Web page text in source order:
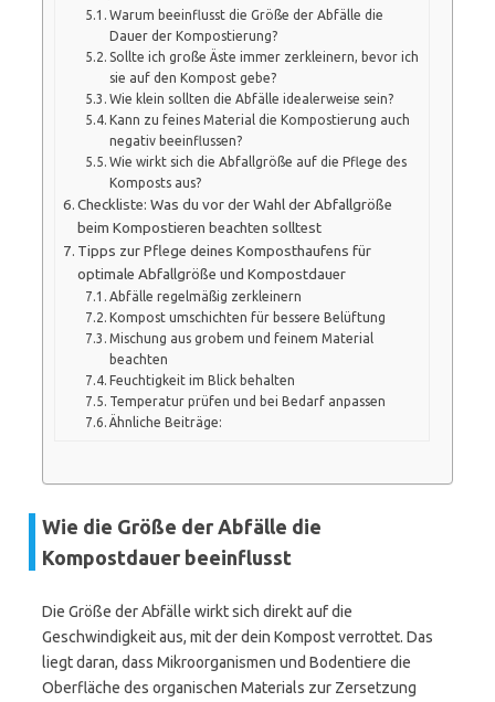
Warum beeinflusst die Größe der Abfälle die
Dauer der Kompostierung?
Sollte ich große Äste immer zerkleinern, bevor ich
sie auf den Kompost gebe?
Wie klein sollten die Abfälle idealerweise sein?
Kann zu feines Material die Kompostierung auch
negativ beeinflussen?
Wie wirkt sich die Abfallgröße auf die Pflege des
Komposts aus?
Checkliste: Was du vor der Wahl der Abfallgröße
beim Kompostieren beachten solltest
Tipps zur Pflege deines Komposthaufens für
optimale Abfallgröße und Kompostdauer
Abfälle regelmäßig zerkleinern
Kompost umschichten für bessere Belüftung
Mischung aus grobem und feinem Material
beachten
Feuchtigkeit im Blick behalten
Temperatur prüfen und bei Bedarf anpassen
Ähnliche Beiträge:
Wie die Größe der Abfälle die
Kompostdauer beeinflusst
Die Größe der Abfälle wirkt sich direkt auf die
Geschwindigkeit aus, mit der dein Kompost verrottet. Das
liegt daran, dass Mikroorganismen und Bodentiere die
Oberfläche des organischen Materials zur Zersetzung